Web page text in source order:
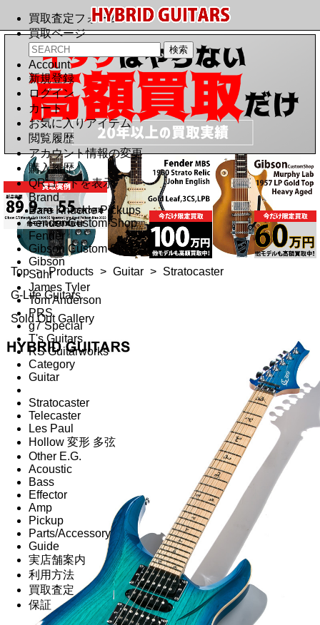
買取査定フォーム
買取ページ
Account
新規登録
ログイン
カート
お気に入りアイテム
閲覧履歴
アカウント情報の変更
購入履歴
QRコードを表示
Brand
Bare Knuckle Pickups
Fender Custom Shop
Fender
Gibson Custom Shop
Gibson
Suhr
James Tyler
Tom Anderson
PRS
g7 Special
T's Guitars
RS Guitarworks
Category
Guitar
Stratocaster
Telecaster
Les Paul
Hollow 変形 多弦
Other E.G.
Acoustic
Bass
Effector
Amp
Pickup
Parts/Accessory
Guide
実店舗案内
利用方法
買取査定
保証
Top > Products > Guitar > Stratocaster
G-Life Guitars
Sold Out Gallery